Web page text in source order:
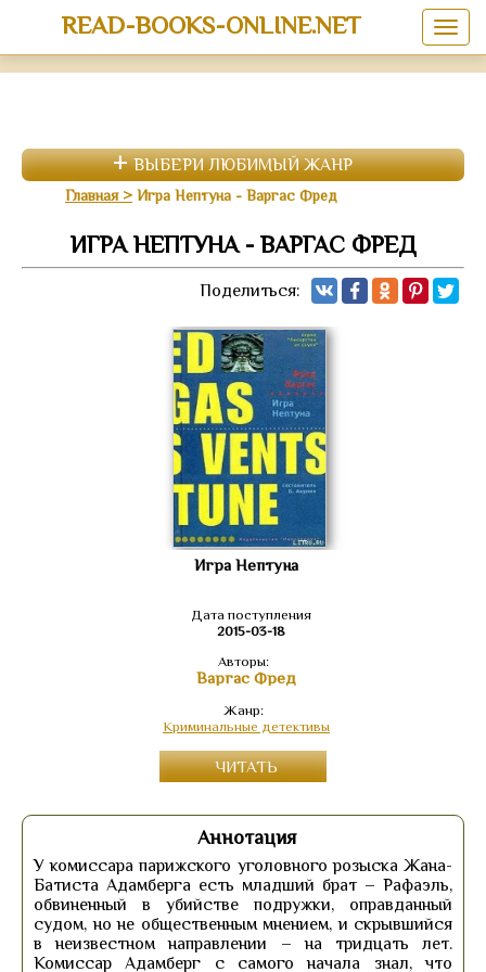
READ-BOOKS-ONLINE.NET
ВЫБЕРИ ЛЮБИМЫЙ ЖАНР
Главная Игра Нептуна - Варгас Фред
ИГРА НЕПТУНА - ВАРГАС ФРЕД
Поделиться:
Игра Нептуна
Дата поступления
2015-03-18
Авторы:
Варгас Фред
Жанр:
Криминальные детективы
ЧИТАТЬ
Аннотация
У комиссара парижского уголовного розыска Жана-
Батиста Адамберга есть младший брат – Рафаэль,
обвиненный в убийстве подружки, оправданный
судом, но не общественным мнением, и скрывшийся
в неизвестном направлении – на тридцать лет.
Комиссар Адамберг с самого начала знал, что